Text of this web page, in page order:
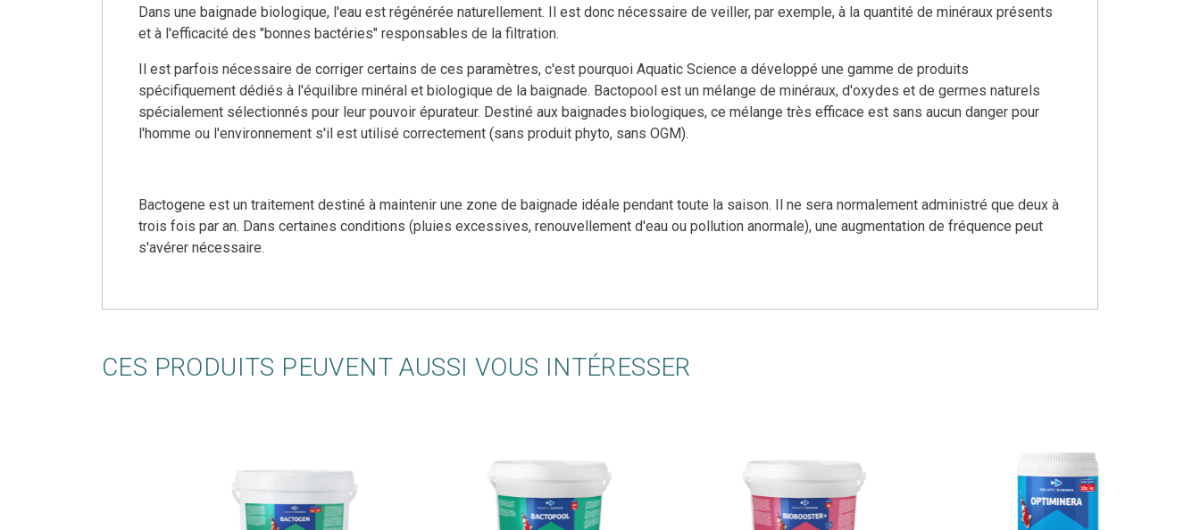
Dans une baignade biologique, l'eau est régénérée naturellement. Il est donc nécessaire de veiller, par exemple, à la quantité de minéraux présents
et à l'efficacité des "bonnes bactéries" responsables de la filtration.
Il est parfois nécessaire de corriger certains de ces paramètres, c'est pourquoi Aquatic Science a développé une gamme de produits
spécifiquement dédiés à l'équilibre minéral et biologique de la baignade. Bactopool est un mélange de minéraux, d'oxydes et de germes naturels
spécialement sélectionnés pour leur pouvoir épurateur. Destiné aux baignades biologiques, ce mélange très efficace est sans aucun danger pour
l'homme ou l'environnement s'il est utilisé correctement (sans produit phyto, sans OGM).
Bactogene est un traitement destiné à maintenir une zone de baignade idéale pendant toute la saison. Il ne sera normalement administré que deux à
trois fois par an. Dans certaines conditions (pluies excessives, renouvellement d'eau ou pollution anormale), une augmentation de fréquence peut
s'avérer nécessaire.
CES PRODUITS PEUVENT AUSSI VOUS INTÉRESSER